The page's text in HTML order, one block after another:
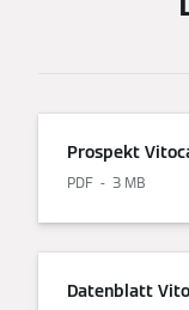
Prospekt
PDF 3 MB
Datenblatt